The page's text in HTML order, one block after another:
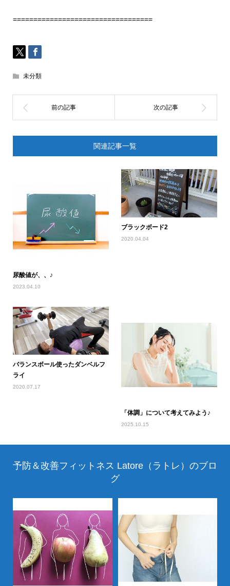
==================================
未分類
関連記事一覧
尿酸値が、、♪
2023.04.10
ブラックボード2
2020.04.04
バランスボール使ったダンベルフ
ライ
2020.07.17
「体調」について考えてみよう♪
2025.10.15
予防＆改善フィットネス Latore（ラトレ）のブロ
グ